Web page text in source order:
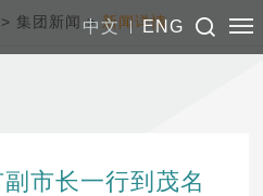
中文 ENG
> 集团新闻 > 新闻详情
市长一行到茂名